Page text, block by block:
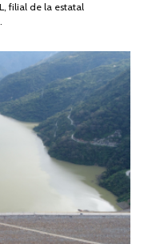
filial de la estatal